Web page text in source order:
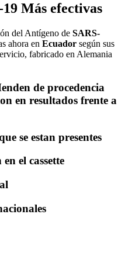
Más efectivas
del Antígeno de SARS-
ahora en Ecuador según sus
fabricado en Alemania
de procedencia
en resultados frente a
se estan presentes
el cassette